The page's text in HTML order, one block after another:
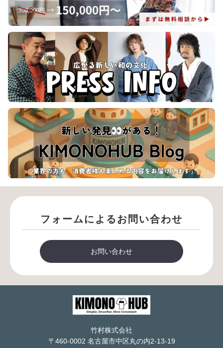
フォームによるお問い合わせ
お問い合わせ
竹村株式会社
〒460-0002 名古屋市中区丸の内2-13-19